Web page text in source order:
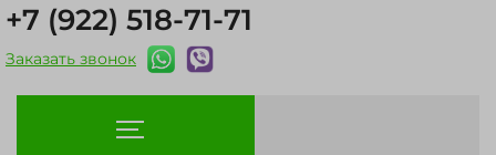
+7 (922) 518-71-71
Заказать звонок